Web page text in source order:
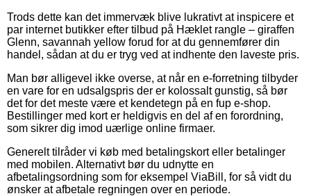
Trods dette kan det immervæk blive lukrativt at inspicere et
par internet butikker efter tilbud på Hæklet rangle – giraffen
Glenn, savannah yellow forud for at du gennemfører din
handel, sådan at du er tryg ved at indhente den laveste pris.
Man bør alligevel ikke overse, at når en e-forretning tilbyder
en vare for en udsalgspris der er kolossalt gunstig, så bør
det for det meste være et kendetegn på en fup e-shop.
Bestillinger med kort er heldigvis en del af en forordning,
som sikrer dig imod uærlige online firmaer.
Generelt tilråder vi køb med betalingskort eller betalinger
med mobilen. Alternativt bør du udnytte en
afbetalingsordning som for eksempel ViaBill, for så vidt du
ønsker at afbetale regningen over en periode.